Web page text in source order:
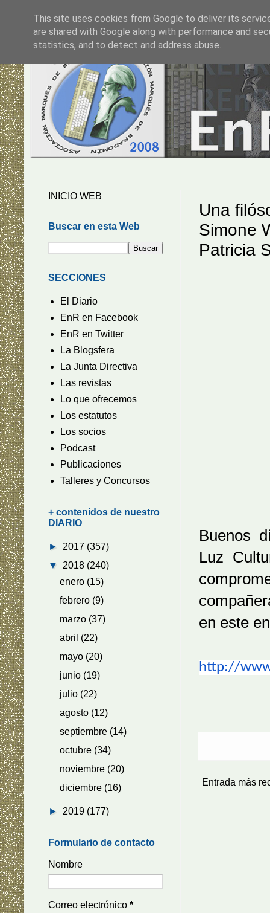
Una
Simone
Patricia
Buenos
Luz
en este
http://
Entrada más
INICIO WEB
Buscar en esta Web
SECCIONES
El Diario
EnR en Facebook
EnR en Twitter
La Blogsfera
La Junta Directiva
Las revistas
Lo que ofrecemos
Los estatutos
Los socios
Podcast
Publicaciones
Talleres y Concursos
+ contenidos de nuestro
DIARIO
► 2017 (357)
▼ 2018 (240)
enero (15)
febrero (9)
marzo (37)
abril (22)
mayo (20)
junio (19)
julio (22)
agosto (12)
septiembre (14)
octubre (34)
noviembre (20)
diciembre (16)
► 2019 (177)
Formulario de contacto
Nombre
Correo electrónico *
This site uses cookies from Google to deliver its
are shared with Google along with performance and
statistics, and to detect and address abuse.